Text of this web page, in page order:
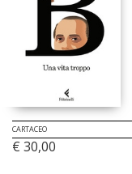
CARTACEO
€ 30,00